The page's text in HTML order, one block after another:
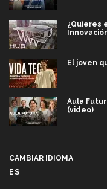
¿Quieres
El joven
Aula
(video)
CAMBIAR IDIOMA
ES